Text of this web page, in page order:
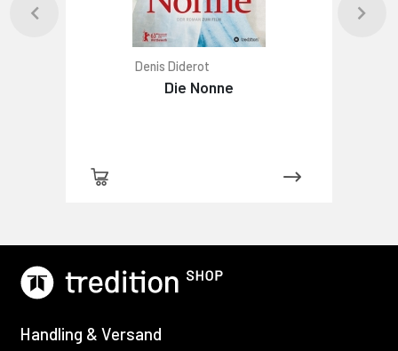
Denis Diderot
Die Nonne
Handling & Versand